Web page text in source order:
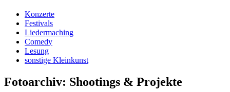
Konzerte
Festivals
Liedermaching
Comedy
Lesung
sonstige Kleinkunst
Fotoarchiv: Shootings & Projekte